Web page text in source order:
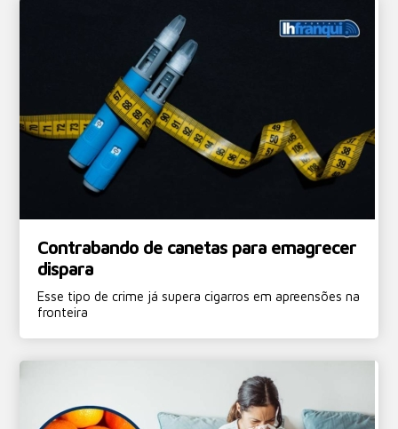
Contrabando de canetas para emagrecer
dispara
Esse tipo de crime já supera cigarros em apreensões na
fronteira